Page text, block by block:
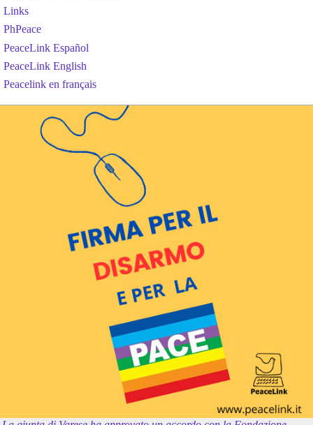
Links
PhPeace
PeaceLink Español
PeaceLink English
Peacelink en français